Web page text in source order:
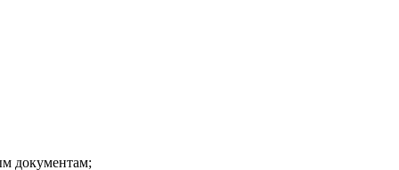
документам;